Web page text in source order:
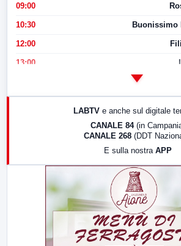
09:00
10:30 Buonissimo
12:00
13:00
LABTV e anche sul digitale
CANALE 84 (in
CANALE 268 (DDT
E sulla nostra APP